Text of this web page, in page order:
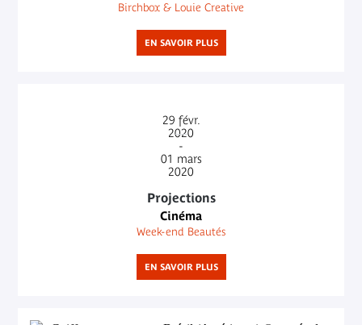
Birchbox & Louie Creative
EN SAVOIR PLUS
29 févr.
2020
-
01 mars
2020
Projections
Cinéma
Week-end Beautés
EN SAVOIR PLUS